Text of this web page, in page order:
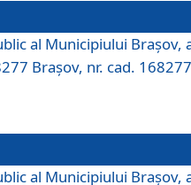
al Municipiului Braşov,
Brașov, nr. cad.
al Municipiului Braşov,